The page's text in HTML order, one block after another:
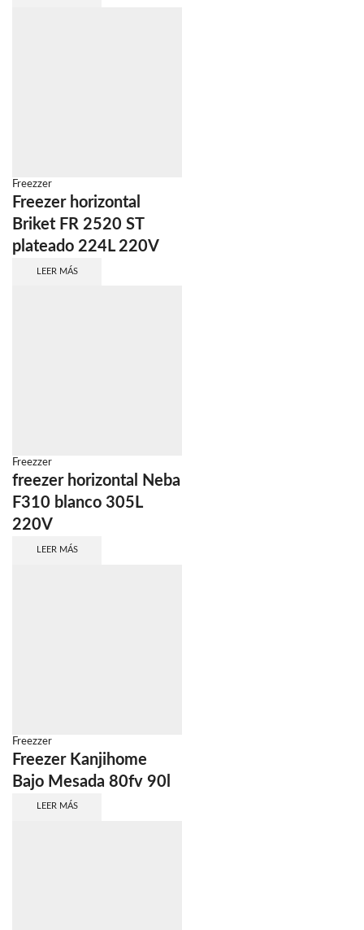
Freezzer
Freezer horizontal
Briket FR 2520 ST
plateado 224L 220V
LEER MÁS
Freezzer
freezer horizontal Neba
F310 blanco 305L
220V
LEER MÁS
Freezzer
Freezer Kanjihome
Bajo Mesada 80fv 90l
LEER MÁS